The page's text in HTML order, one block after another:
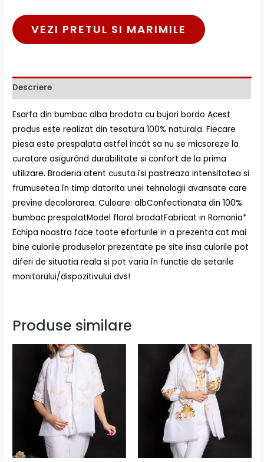
VEZI PRETUL SI MARIMILE
Descriere
Esarfa din bumbac alba brodata cu bujori bordo Acest
produs este realizat din tesatura 100% naturala. Fiecare
piesa este prespalata astfel încât sa nu se micsoreze la
curatare asigurând durabilitate si confort de la prima
utilizare. Broderia atent cusuta îsi pastreaza intensitatea si
frumusetea în timp datorita unei tehnologii avansate care
previne decolorarea. Culoare: albConfectionata din 100%
bumbac prespalatModel floral brodatFabricat in Romania*
Echipa noastra face toate eforturile in a prezenta cat mai
bine culorile produselor prezentate pe site insa culorile pot
diferi de situatia reala si pot varia în functie de setarile
monitorului/dispozitivului dvs!
Produse similare